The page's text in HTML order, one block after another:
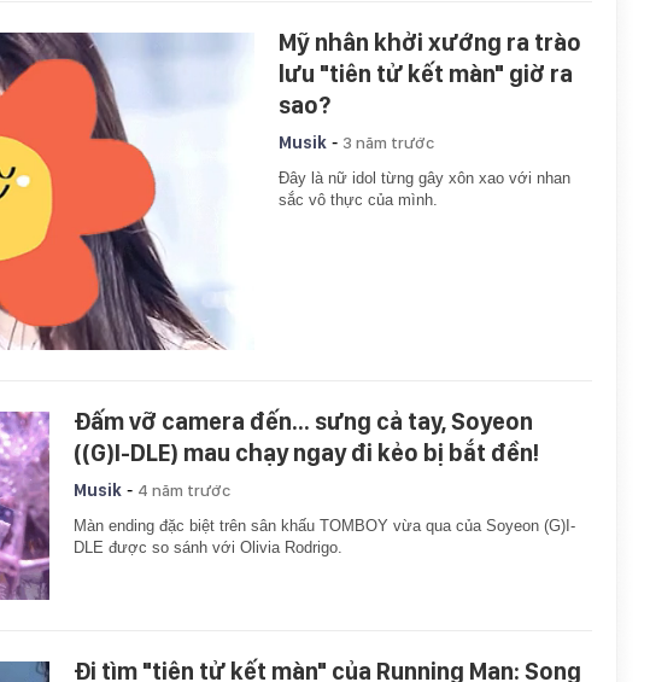
Mỹ nhân khởi xướng ra trào
lưu "tiên tử kết màn" giờ ra
sao?
Musik - 3 năm trước
Đây là nữ idol từng gây xôn xao với nhan
sắc vô thực của mình.
Đấm vỡ camera đến... sưng cả tay, Soyeon
((G)I-DLE) mau chạy ngay đi kẻo bị bắt đền!
Musik - 4 năm trước
Màn ending đặc biệt trên sân khấu TOMBOY vừa qua của Soyeon (G)I-
DLE được so sánh với Olivia Rodrigo.
Đi tìm "tiên tử kết màn" của Running Man: Song